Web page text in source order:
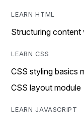
LEARN HTML
Structuring
LEARN CSS
CSS styling basics
CSS layout module
LEARN JAVASCRIPT